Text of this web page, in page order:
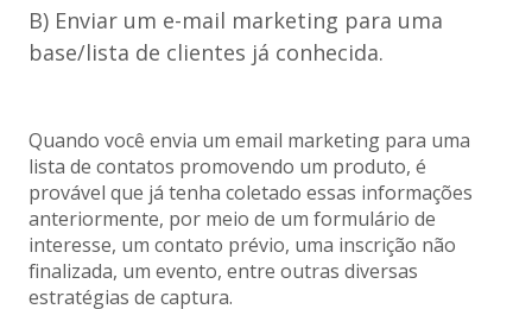
B) Enviar um e-mail marketing para uma
base/lista de clientes já conhecida.
Quando você envia um email marketing para uma
lista de contatos promovendo um produto, é
provável que já tenha coletado essas informações
anteriormente, por meio de um formulário de
interesse, um contato prévio, uma inscrição não
finalizada, um evento, entre outras diversas
estratégias de captura.